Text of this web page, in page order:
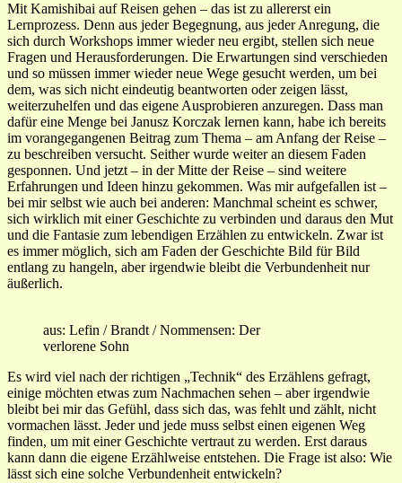
Mit Kamishibai auf Reisen gehen – das ist zu allererst ein
Lernprozess. Denn aus jeder Begegnung, aus jeder Anregung, die
sich durch Workshops immer wieder neu ergibt, stellen sich neue
Fragen und Herausforderungen. Die Erwartungen sind verschieden
und so müssen immer wieder neue Wege gesucht werden, um bei
dem, was sich nicht eindeutig beantworten oder zeigen lässt,
weiterzuhelfen und das eigene Ausprobieren anzuregen. Dass man
dafür eine Menge bei Janusz Korczak lernen kann, habe ich bereits
im vorangegangenen Beitrag zum Thema – am Anfang der Reise –
zu beschreiben versucht. Seither wurde weiter an diesem Faden
gesponnen. Und jetzt – in der Mitte der Reise – sind weitere
Erfahrungen und Ideen hinzu gekommen. Was mir aufgefallen ist –
bei mir selbst wie auch bei anderen: Manchmal scheint es schwer,
sich wirklich mit einer Geschichte zu verbinden und daraus den Mut
und die Fantasie zum lebendigen Erzählen zu entwickeln. Zwar ist
es immer möglich, sich am Faden der Geschichte Bild für Bild
entlang zu hangeln, aber irgendwie bleibt die Verbundenheit nur
äußerlich.
aus: Lefin / Brandt / Nommensen: Der
verlorene Sohn
Es wird viel nach der richtigen „Technik“ des Erzählens gefragt,
einige möchten etwas zum Nachmachen sehen – aber irgendwie
bleibt bei mir das Gefühl, dass sich das, was fehlt und zählt, nicht
vormachen lässt. Jeder und jede muss selbst einen eigenen Weg
finden, um mit einer Geschichte vertraut zu werden. Erst daraus
kann dann die eigene Erzählweise entstehen. Die Frage ist also: Wie
lässt sich eine solche Verbundenheit entwickeln?